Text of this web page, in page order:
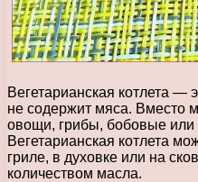
Вегетарианская котлета —
не содержит мяса. Вместо
овощи, грибы, бобовые или
Вегетарианская котлета
гриле, в духовке или на
количеством масла.